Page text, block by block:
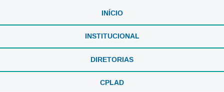
INÍCIO
INSTITUCIONAL
DIRETORIAS
CPLAD